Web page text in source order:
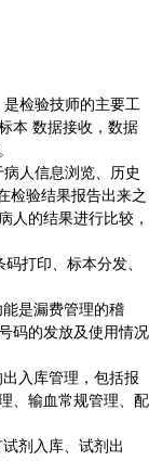
检验技师的主要工
本 数据接收，数据
人信息浏览、历史
检验结果报告出来之
人的结果进行比较，
打印、标本分发、
是漏费管理的稽
码的发放及使用情况
入库管理，包括报
、输血常规管理、配
剂入库、试剂出